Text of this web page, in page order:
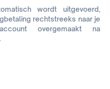
wordt uitgevoerd,
rechtstreeks naar je
overgemaakt na